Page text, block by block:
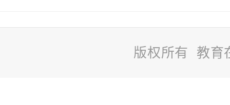
版权所有 教育